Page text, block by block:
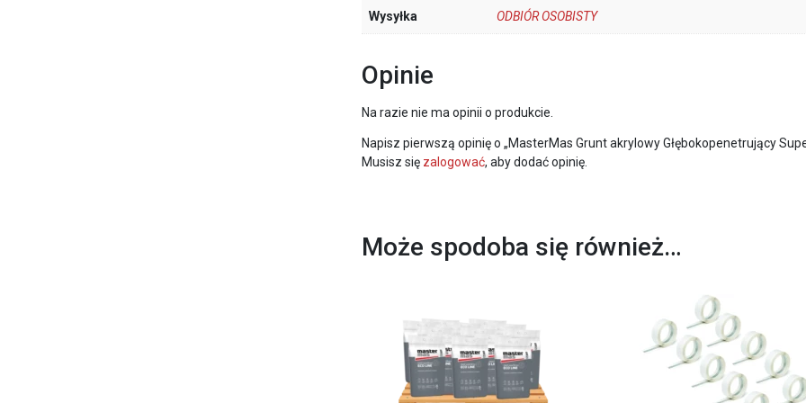
Wysyłka ODBIÓR OSOBISTY
Opinie
Na razie nie ma opinii o produkcie.
Napisz pierwszą opinię o „MasterMas Grunt akrylowy Głębokopenetrujący
Musisz się zalogować, aby dodać opinię.
Może spodoba się również…